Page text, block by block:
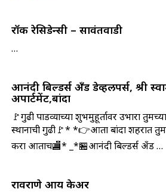
रॉकी रेसिडेन्सी – सावंतवाडी
…
आनंदी बिल्डर्स अँड डेव्हलपर्स, श्री
अपार्टमेंट,बांदा
🚩गुढी पाडव्याच्या शुभमुहूर्तावर उभारा
स्थानाची गुढी🚩* *👉आता बांदा शहरात
करा आताच🏬* _*🏪आनंदी बिल्डर्स अँड …
रावराणे आय केअर